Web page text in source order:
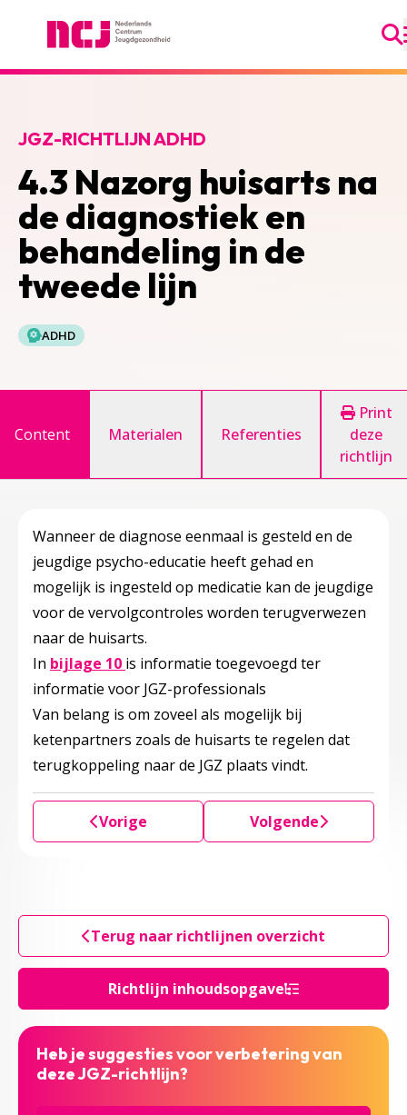
4.3 Nazorg huisarts na
de diagnostiek en
behandeling in de
tweede lijn
JGZ-RICHTLIJN ADHD
ADHD
Richtlijn inhoudsopgave
Content Materialen Referenties
Print
deze
richtlijn
Wanneer de diagnose eenmaal is gesteld en de
jeugdige psycho-educatie heeft gehad en
mogelijk is ingesteld op medicatie kan de jeugdige
voor de vervolgcontroles worden terugverwezen
naar de huisarts.
In bijlage 10 Deze linkt opent in een nieuw tabblad
is informatie toegevoegd ter
informatie voor JGZ-professionals
Van belang is om zoveel als mogelijk bij
ketenpartners zoals de huisarts te regelen dat
terugkoppeling naar de JGZ plaats vindt.
Vorige Volgende
Terug naar richtlijnen overzicht
Heb je suggesties voor verbetering van
deze JGZ-richtlijn?